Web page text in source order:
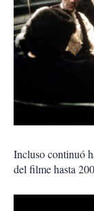
Incluso continuó
del filme hasta